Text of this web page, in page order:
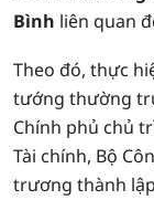
Bình liên quan
Theo đó, thực
tướng thường
Chính phủ chủ
Tài chính, Bộ
trương thành